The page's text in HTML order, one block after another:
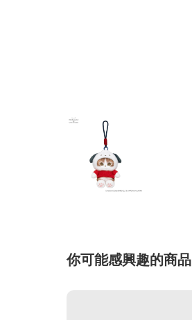
你可能感興趣的商品